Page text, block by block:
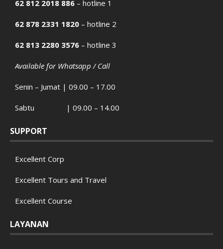
62 812 2018 886 – hotline 1
62 878 2331 1820 – hotline 2
62 813 2280 3576 – hotline 3
Available for Whatsapp / Call
Senin – Jumat | 09.00 – 17.00
Sabtu | 09.00 – 14.00
SUPPORT
Excellent Corp
Excellent Tours and Travel
Excellent Course
LAYANAN